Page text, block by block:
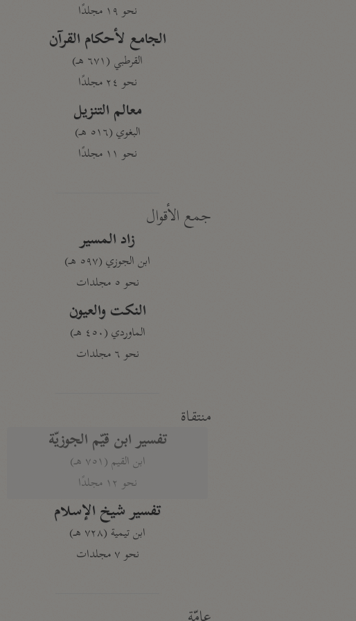
نحو ١٩ مجلدًا
الجامع لأحكام القرآن
القرطبي (٦٧١ هـ)
نحو ٢٤ مجلدًا
معالم التنزيل
البغوي (٥١٦ هـ)
نحو ١١ مجلدًا
جمع الأقوال
زاد المسير
ابن الجوزي (٥٩٧ هـ)
نحو ٥ مجلدات
النكت والعيون
الماوردي (٤٥٠ هـ)
نحو ٦ مجلدات
منتقاة
تفسير ابن قيّم الجوزيّة
ابن القيم (٧٥١ هـ)
نحو ١٢ مجلدًا
تفسير شيخ الإسلام
ابن تيمية (٧٢٨ هـ)
نحو ٧ مجلدات